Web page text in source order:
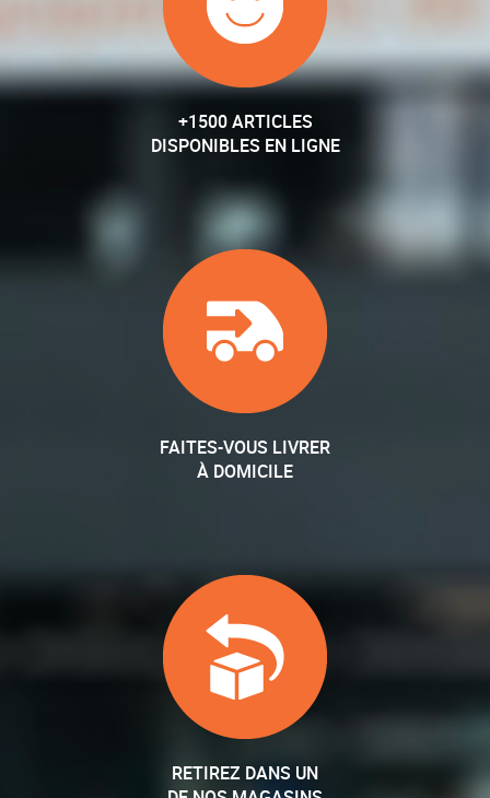
+1500 ARTICLES
DISPONIBLES EN LIGNE
FAITES-VOUS LIVRER
À DOMICILE
RETIREZ DANS UN